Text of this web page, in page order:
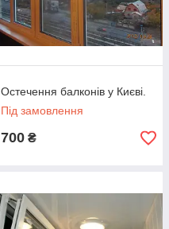
Остечення балконів у Києві.
Під замовлення
700 ₴